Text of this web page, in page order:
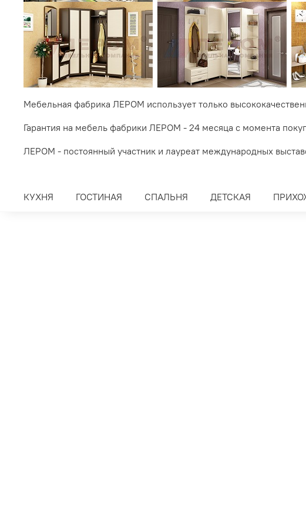
Мебельная фабрика ЛЕРОМ использует только
Гарантия на мебель фабрики ЛЕРОМ - 24 месяца с момента
ЛЕРОМ - постоянный участник и лауреат международных
КУХНЯ ГОСТИНАЯ СПАЛЬНЯ ДЕТСКАЯ